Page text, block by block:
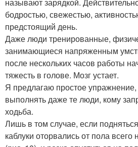
бодростью, свежестью,
предстоящий день.
Даже люди тренированные,
занимающиеся напряженным
после нескольких часов работы
тяжесть в голове. Мозг устает.
Я предлагаю простое упражнение,
выполнять даже те люди, кому
ходьба.
Лишь в том случае, если
каблуки оторвались от пола всего